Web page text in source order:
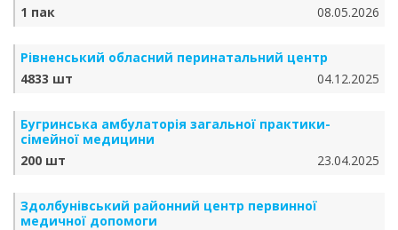
1 пак
08.05.2026
Рівненський обласний перинатальний центр
4833 шт
04.12.2025
Бугринська амбулаторія загальної практики-
сімейної медицини
200 шт
23.04.2025
Здолбунівський районний центр первинної
медичної допомоги